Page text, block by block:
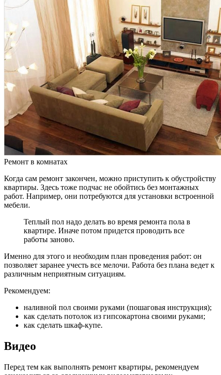
Ремонт в комнатах
Когда сам ремонт закончен, можно приступить к обустройству
квартиры. Здесь тоже подчас не обойтись без монтажных
работ. Например, они потребуются для установки встроенной
мебели.
Теплый пол надо делать во время ремонта пола в
квартире. Иначе потом придется проводить все
работы заново.
Именно для этого и необходим план проведения работ: он
позволяет заранее учесть все мелочи. Работа без плана ведет к
различным неприятным ситуациям.
Рекомендуем:
наливной пол своими руками (пошаговая инструкция);
как сделать потолок из гипсокартона своими руками;
как сделать шкаф-купе.
Видео
Перед тем как выполнять ремонт квартиры, рекомендуем